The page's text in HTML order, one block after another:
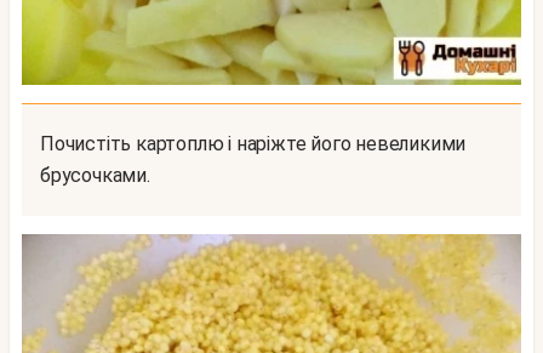
Почистіть картоплю і наріжте його невеликими
брусочками.